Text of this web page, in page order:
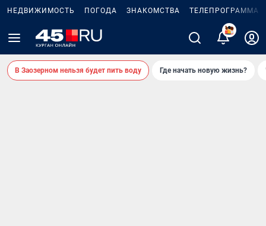
НЕДВИЖИМОСТЬ ПОГОДА ЗНАКОМСТВА ТЕЛЕПРОГРАММА
2
В Заозерном нельзя будет пить воду Где начать новую жизнь?